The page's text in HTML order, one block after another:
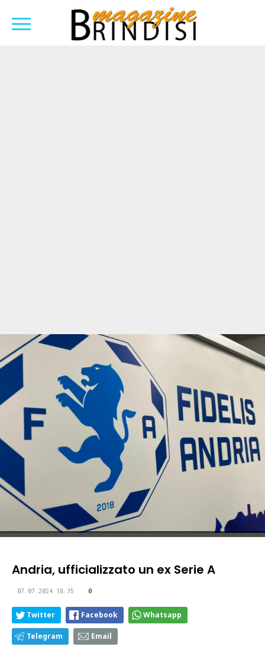
Andria, ufficializzato un ex Serie A
07.07.2024 18:35 0
Twitter Facebook Whatsapp
Telegram Email